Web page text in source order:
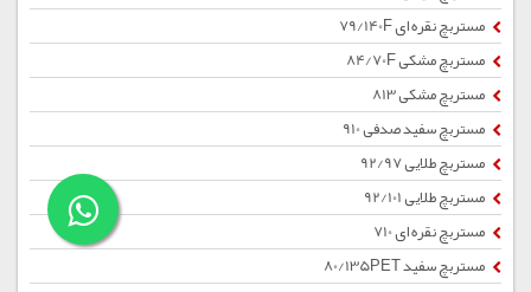
مستربچ نقره ای 79/140F
مستربچ مشکی 84/70F
مستربچ مشکی 813
مستربچ سفید صدفی 910
مستربچ طلایی 92/97
مستربچ طلایی 92/101
مستربچ نقره ای 710
مستربچ سفید 80/135PET